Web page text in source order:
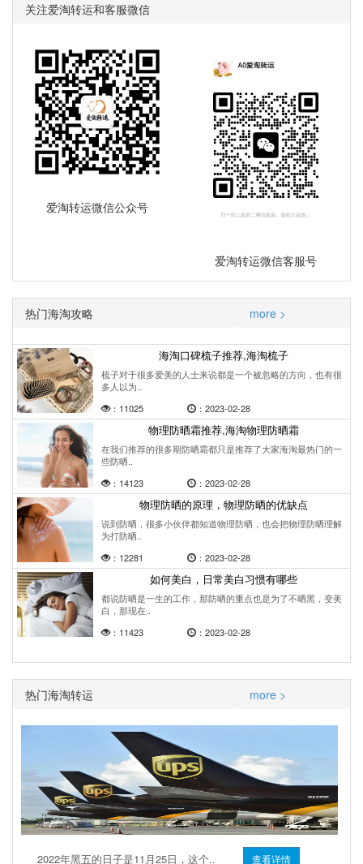
关注爱淘转运和客服微信
爱淘转运微信公众号
爱淘转运微信客服号
热门海淘攻略 more >
海淘口碑梳子推荐,海淘梳子
梳子对于很多爱美的人士来说都是一个被忽略的方向，也有很
多人以为..
：11025
：2023-02-28
物理防晒霜推荐,海淘物理防晒霜
在我们推荐的很多期防晒霜都只是推荐了大家海淘最热门的一
些防晒..
：14123
：2023-02-28
物理防晒的原理，物理防晒的优缺点
说到防晒，很多小伙伴都知道物理防晒，也会把物理防晒理解
为打防晒..
：12281
：2023-02-28
如何美白，日常美白习惯有哪些
都说防晒是一生的工作，那防晒的重点也是为了不晒黑，变美
白，那现在..
：11423
：2023-02-28
热门海淘转运 more >
2022年黑五的日子是11月25日，这个.. 查看详情